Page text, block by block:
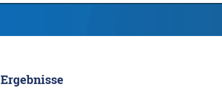
Ergebnisse